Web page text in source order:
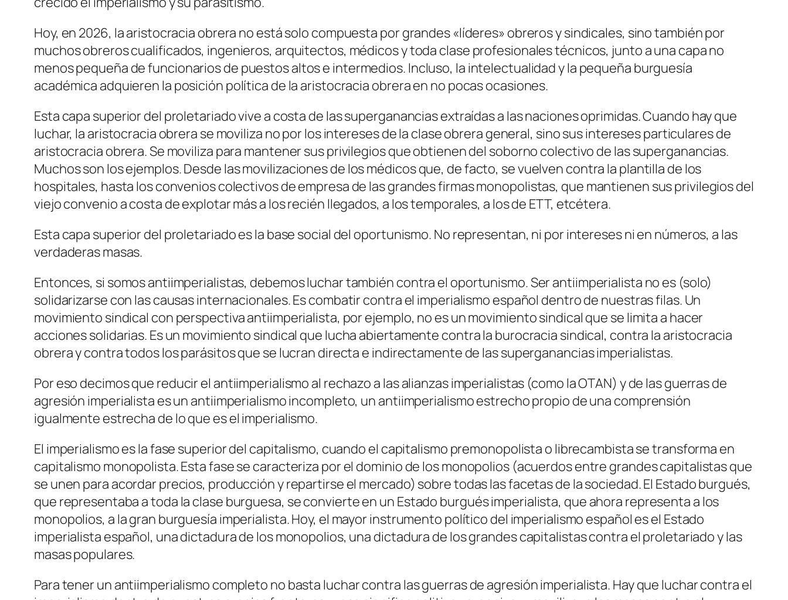
Hoy, en 2026, la aristocracia obrera no está solo compuesta por grandes «líderes» obreros y sindicales, sino también por
muchos obreros cualificados, ingenieros, arquitectos, médicos y toda clase profesionales técnicos, junto a una capa no
menos pequeña de funcionarios de puestos altos e intermedios. Incluso, la intelectualidad y la pequeña burguesía
académica adquieren la posición política de la aristocracia obrera en no pocas ocasiones.
Esta capa superior del proletariado vive a costa de las superganancias extraídas a las naciones oprimidas. Cuando hay que
luchar, la aristocracia obrera se moviliza no por los intereses de la clase obrera general, sino sus intereses particulares de
aristocracia obrera. Se moviliza para mantener sus privilegios que obtienen del soborno colectivo de las superganancias.
Muchos son los ejemplos. Desde las movilizaciones de los médicos que, de facto, se vuelven contra la plantilla de los
hospitales, hasta los convenios colectivos de empresa de las grandes firmas monopolistas, que mantienen sus privilegios del
viejo convenio a costa de explotar más a los recién llegados, a los temporales, a los de ETT, etcétera.
Esta capa superior del proletariado es la base social del oportunismo. No representan, ni por intereses ni en números, a las
verdaderas masas.
Entonces, si somos antiimperialistas, debemos luchar también contra el oportunismo. Ser antiimperialista no es (solo)
solidarizarse con las causas internacionales. Es combatir contra el imperialismo español dentro de nuestras filas. Un
movimiento sindical con perspectiva antiimperialista, por ejemplo, no es un movimiento sindical que se limita a hacer
acciones solidarias. Es un movimiento sindical que lucha abiertamente contra la burocracia sindical, contra la aristocracia
obrera y contra todos los parásitos que se lucran directa e indirectamente de las superganancias imperialistas.
Por eso decimos que reducir el antiimperialismo al rechazo a las alianzas imperialistas (como la OTAN) y de las guerras de
agresión imperialista es un antiimperialismo incompleto, un antiimperialismo estrecho propio de una comprensión
igualmente estrecha de lo que es el imperialismo.
El imperialismo es la fase superior del capitalismo, cuando el capitalismo premonopolista o librecambista se transforma en
capitalismo monopolista. Esta fase se caracteriza por el dominio de los monopolios (acuerdos entre grandes capitalistas que
se unen para acordar precios, producción y repartirse el mercado) sobre todas las facetas de la sociedad. El Estado burgués,
que representaba a toda la clase burguesa, se convierte en un Estado burgués imperialista, que ahora representa a los
monopolios, a la gran burguesía imperialista. Hoy, el mayor instrumento político del imperialismo español es el Estado
imperialista español, una dictadura de los monopolios, una dictadura de los grandes capitalistas contra el proletariado y las
masas populares.
Para tener un antiimperialismo completo no basta luchar contra las guerras de agresión imperialista. Hay que luchar contra el